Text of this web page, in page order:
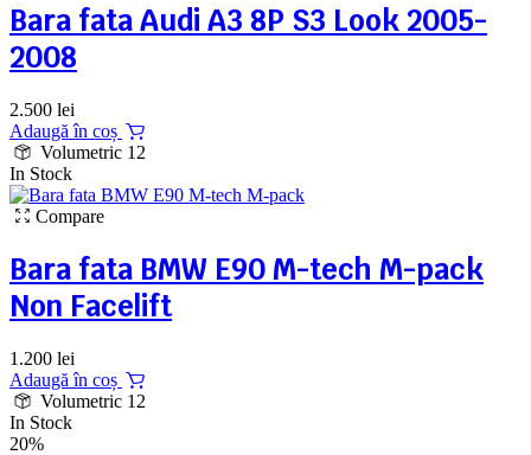
Bara fata Audi A3 8P S3 Look 2005-
2008
2.500 lei
Adaugă în coș
Volumetric 12
In Stock
Compare
Bara fata BMW E90 M-tech M-pack
Non Facelift
1.200 lei
Adaugă în coș
Volumetric 12
In Stock
20%